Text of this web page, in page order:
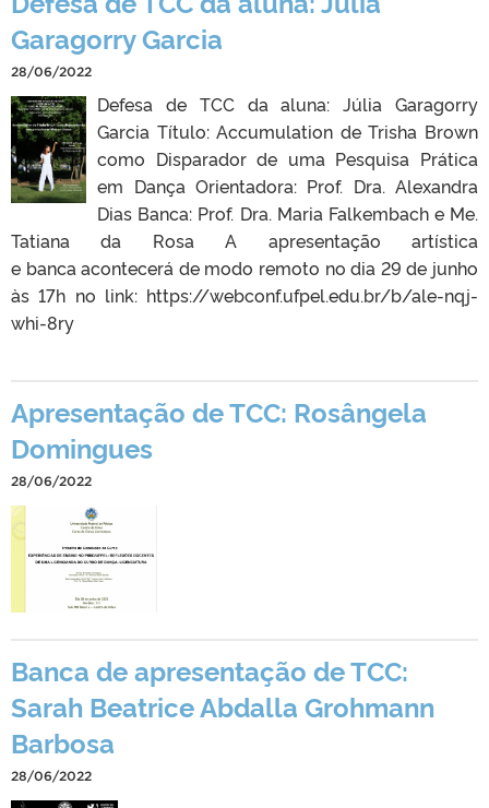
Garagorry Garcia
28/06/2022
Defesa de TCC da aluna: Júlia Garagorry
Garcia Título: Accumulation de Trisha Brown
como Disparador de uma Pesquisa Prática
em Dança Orientadora: Prof. Dra. Alexandra
Dias Banca: Prof. Dra. Maria Falkembach e Me.
Tatiana da Rosa A apresentação artística
e banca acontecerá de modo remoto no dia 29 de junho
às 17h no link: https://webconf.ufpel.edu.br/b/ale-nqj-
whi-8ry
Apresentação de TCC: Rosângela
Domingues
28/06/2022
Banca de apresentação de TCC:
Sarah Beatrice Abdalla Grohmann
Barbosa
28/06/2022